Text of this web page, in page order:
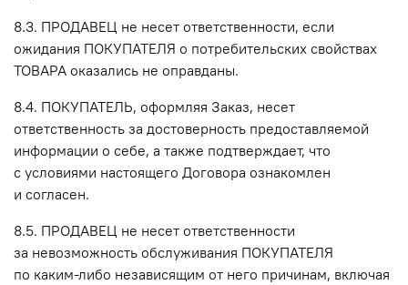
8.3. ПРОДАВЕЦ не несет ответственности, если
ожидания ПОКУПАТЕЛЯ о потребительских свойствах
ТОВАРА оказались не оправданы.
8.4. ПОКУПАТЕЛЬ, оформляя Заказ, несет
ответственность за достоверность предоставляемой
информации о себе, а также подтверждает, что
с условиями настоящего Договора ознакомлен
и согласен.
8.5. ПРОДАВЕЦ не несет ответственности
за невозможность обслуживания ПОКУПАТЕЛЯ
по каким-либо независящим от него причинам, включая